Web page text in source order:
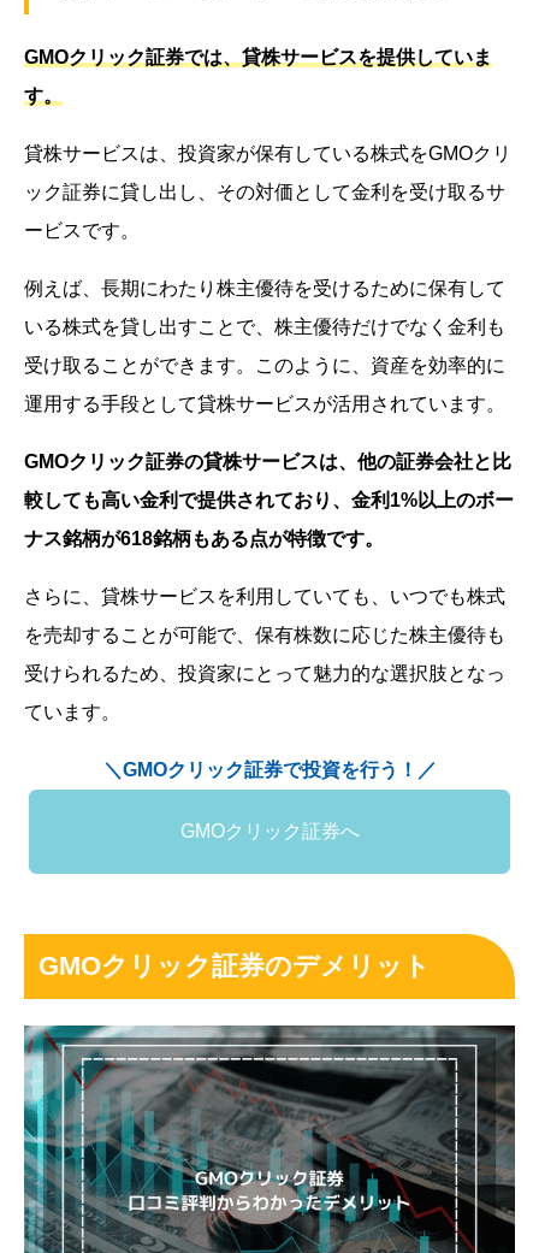
GMOクリック証券では、貸株サービスを提供していま
す。
貸株サービスは、投資家が保有している株式をGMOクリ
ック証券に貸し出し、その対価として金利を受け取るサ
ービスです。
例えば、長期にわたり株主優待を受けるために保有して
いる株式を貸し出すことで、株主優待だけでなく金利も
受け取ることができます。このように、資産を効率的に
運用する手段として貸株サービスが活用されています。
GMOクリック証券の貸株サービスは、他の証券会社と比
較しても高い金利で提供されており、金利1%以上のボー
ナス銘柄が618銘柄もある点が特徴です。
さらに、貸株サービスを利用していても、いつでも株式
を売却することが可能で、保有株数に応じた株主優待も
受けられるため、投資家にとって魅力的な選択肢となっ
ています。
＼GMOクリック証券で投資を行う！／
GMOクリック証券へ
GMOクリック証券のデメリット